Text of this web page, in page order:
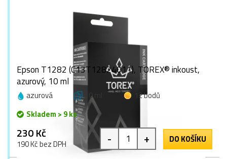
Epson T1282 (C13T12824011), TOREX® inkoust,
azurový, 10 ml
azurová 10 ml
12 bodů
Skladem > 9 ks
230 Kč
190 Kč bez DPH - + DO KOŠÍKU